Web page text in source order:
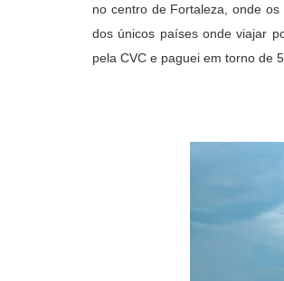
no centro de Fortaleza, onde
dos únicos países onde viajar
pela CVC e paguei em torno de